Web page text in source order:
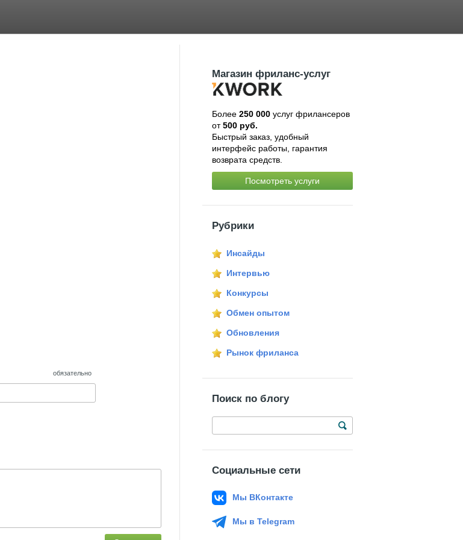
обязательно
Магазин фриланс-услуг
Более 250 000услуг фрилансеров
от500 руб.
Быстрый заказ, удобный
интерфейс работы, гарантия
возврата средств.
Посмотреть услуги
Рубрики
Инсайды
Интервью
Конкурсы
Обмен опытом
Обновления
Рынок фриланса
Поиск по блогу
Социальные сети
Мы ВКонтакте
Мы в Telegram